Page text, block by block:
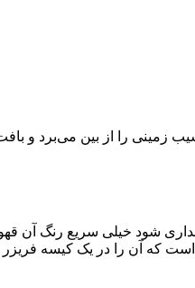
زمینی را از بین می‌برد و
شود خیلی سریع رنگ آن
است که آن را در یک کیسه